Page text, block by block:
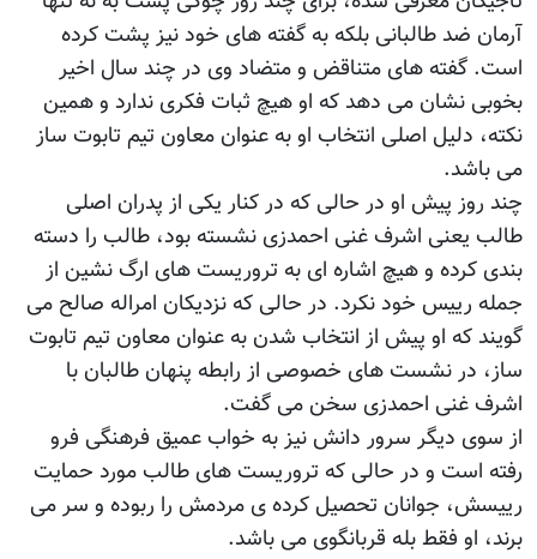
آرمان ضد طالبانی بلکه به گفته های خود نیز پشت کرده
است. گفته های متناقض و متضاد وی در چند سال اخیر
بخوبی نشان می دهد که او هیچ ثبات فکری ندارد و همین
نکته، دلیل اصلی انتخاب او به عنوان معاون تیم تابوت ساز
می باشد.
چند روز پیش او در حالی که در کنار یکی از پدران اصلی
طالب یعنی اشرف غنی احمدزی نشسته بود، طالب را دسته
بندی کرده و هیچ اشاره ای به تروریست های ارگ نشین از
جمله رییس خود نکرد. در حالی که نزدیکان امراله صالح می
گویند که او پیش از انتخاب شدن به عنوان معاون تیم تابوت
ساز، در نشست های خصوصی از رابطه پنهان طالبان با
اشرف غنی احمدزی سخن می گفت.
از سوی دیگر سرور دانش نیز به خواب عمیق فرهنگی فرو
رفته است و در حالی که تروریست های طالب مورد حمایت
رییسش، جوانان تحصیل کرده ی مردمش را ربوده و سر می
برند، او فقط بله قربانگوی می باشد.